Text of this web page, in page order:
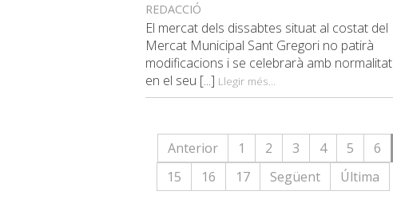
REDACCIÓ
El mercat dels dissabtes situat al costat del
Mercat Municipal Sant Gregori no patirà
modificacions i se celebrarà amb normalitat
en el seu [...] Llegir més...
Anterior 1 2 3 4 5 6
15
16 17 Següent Última